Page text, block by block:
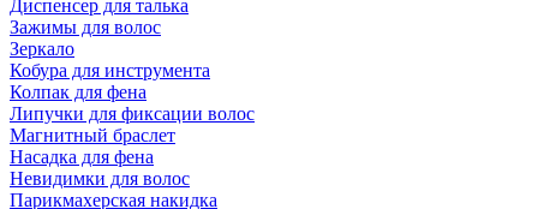
Диспенсер для талька
Зажимы для волос
Зеркало
Кобура для инструмента
Колпак для фена
Липучки для фиксации волос
Магнитный браслет
Насадка для фена
Невидимки для волос
Парикмахерская накидка